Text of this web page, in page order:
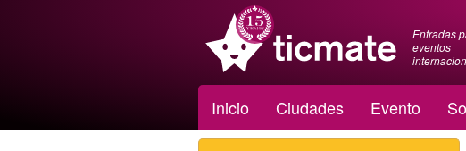
Entradas
eventos
Inicio Ciudades Evento